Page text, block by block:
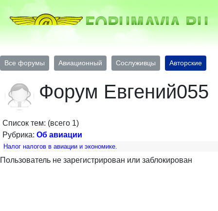
Все форумы Авиационный Сослуживцы Авторские
Форум Евгений055
Список тем: (всего 1)
Рубрика: Об авиации
Налог налогов в авиации и экономике.
Пользователь не зарегистрирован или заблокирован